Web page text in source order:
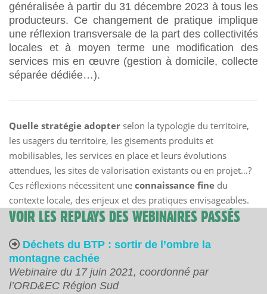
généralisée à partir du 31 décembre 2023 à tous les
producteurs. Ce changement de pratique implique
une réflexion transversale de la part des collectivités
locales et à moyen terme une modification des
services mis en œuvre (gestion à domicile, collecte
séparée dédiée…).
Quelle stratégie adopter selon la typologie du territoire,
les usagers du territoire, les gisements produits et
mobilisables, les services en place et leurs évolutions
attendues, les sites de valorisation existants ou en projet…?
Ces réflexions nécessitent une connaissance fine du
contexte locale, des enjeux et des pratiques envisageables.
VOIR LES REPLAYS DES WEBINAIRES PASSÉS
Déchets du BTP : sortir de l’ombre la
montagne cachée
Webinaire du 17 juin 2021, coordonné par
l’ORD&EC Région Sud